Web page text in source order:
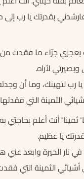
بقدرتك يا رب إلى
بعجزي جرّاء ما فقدت
لأراه.
رب لتهينك، وما أن
الثمينة التي
أنت أعلم بحاجتي
يا عظيم.
في نار الحيرة وابعد عني
الثمينة التي